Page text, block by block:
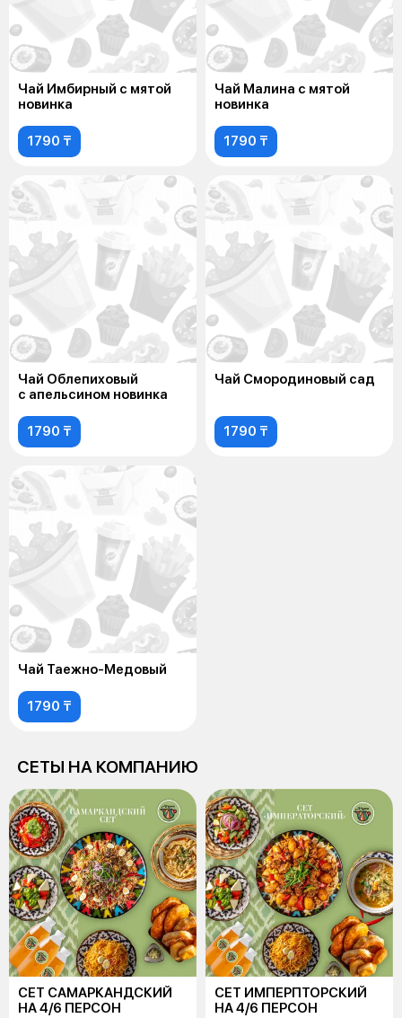
Чай Имбирный с мятой
новинка
1790 ₸
Чай Малина с мятой
новинка
1790 ₸
Чай Облепиховый
с апельсином новинка
1790 ₸
Чай Смородиновый сад
1790 ₸
Чай Таежно-Медовый
1790 ₸
СЕТЫ НА КОМПАНИЮ
СЕТ САМАРКАНДСКИЙ
НА 4/6 ПЕРСОН
СЕТ ИМПЕРПТОРСКИЙ
НА 4/6 ПЕРСОН